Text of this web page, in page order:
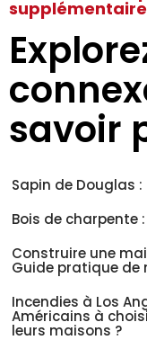
savoir
Sapin de Douglas
Bois de charpente
Construire une
Guide pratique de
Incendies à Los
Américains à
leurs maisons ?